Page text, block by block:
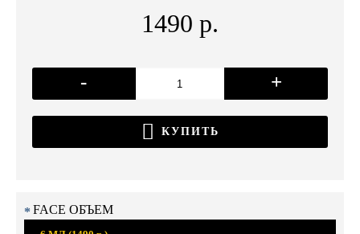
1490 р.
- +
КУПИТЬ
FACE ОБЪЕМ